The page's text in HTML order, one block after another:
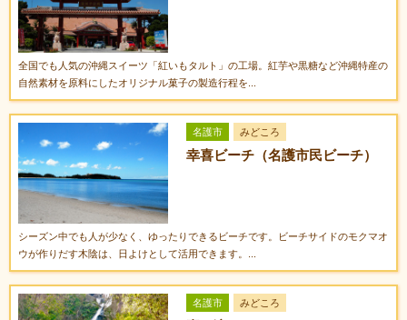
全国でも人気の沖縄スイーツ「紅いもタルト」の工場。紅芋や黒糖など沖縄特産の
自然素材を原料にしたオリジナル菓子の製造行程を...
名護市 みどころ
幸喜ビーチ（名護市民ビーチ）
シーズン中でも人が少なく、ゆったりできるビーチです。ビーチサイドのモクマオ
ウが作りだす木陰は、日よけとして活用できます。...
名護市 みどころ